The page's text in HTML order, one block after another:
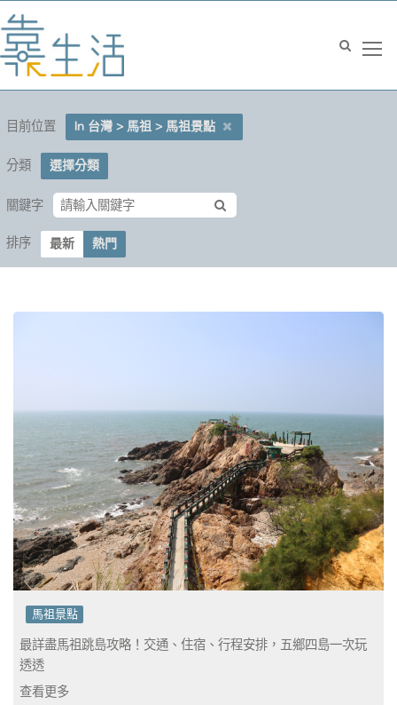
目前位置 In 台灣 > 馬祖 > 馬祖景點
分類 選擇分類
關鍵字
排序 最新 熱門
馬祖景點
最詳盡馬祖跳島攻略！交通、住宿、行程安排，五鄉四島一次玩
透透
查看更多